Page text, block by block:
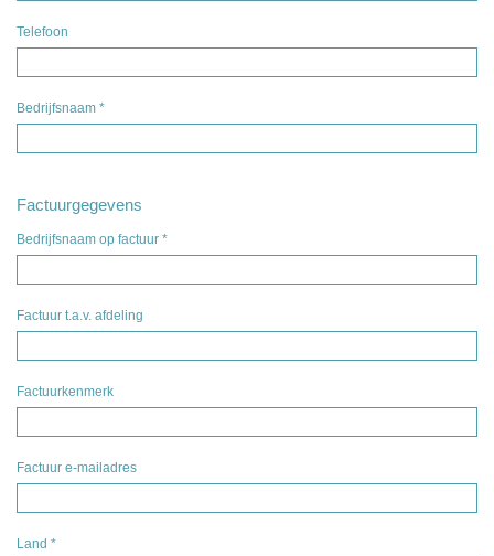
Telefoon
Bedrijfsnaam *
Factuurgegevens
Bedrijfsnaam op factuur *
Factuur t.a.v. afdeling
Factuurkenmerk
Factuur e-mailadres
Land *